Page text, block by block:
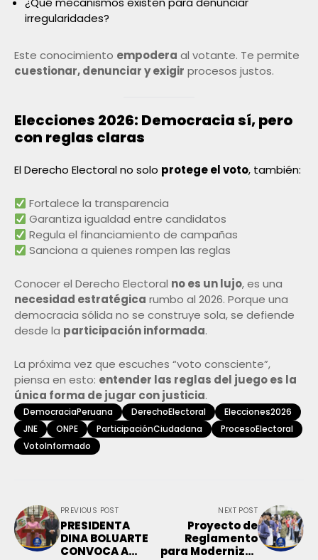
irregularidades?
Este conocimiento empodera al votante. Te permite
cuestionar, denunciar y exigir procesos justos.
Elecciones 2026: Democracia sí, pero
con reglas claras
El Derecho Electoral no solo protege el voto, también:
Fortalece la transparencia
Garantiza igualdad entre candidatos
Regula el financiamiento de campañas
Sanciona a quienes rompen las reglas
Conocer el Derecho Electoral no es un lujo, es una
necesidad estratégica rumbo al 2026. Porque una
democracia sólida no se construye sola, se defiende
desde la participación informada.
La próxima vez que escuches “voto consciente”,
piensa en esto: entender las reglas del juego es la
única forma de jugar con justicia.
DemocraciaPeruana DerechoElectoral
Elecciones2026
JNE
ONPE ParticipaciónCiudadana
ProcesoElectoral
VotoInformado
PREVIOUS POST
PRESIDENTA
DINA BOLUARTE
CONVOCA A
NEXT POST
Proyecto de
Reglamento
para Modernizar